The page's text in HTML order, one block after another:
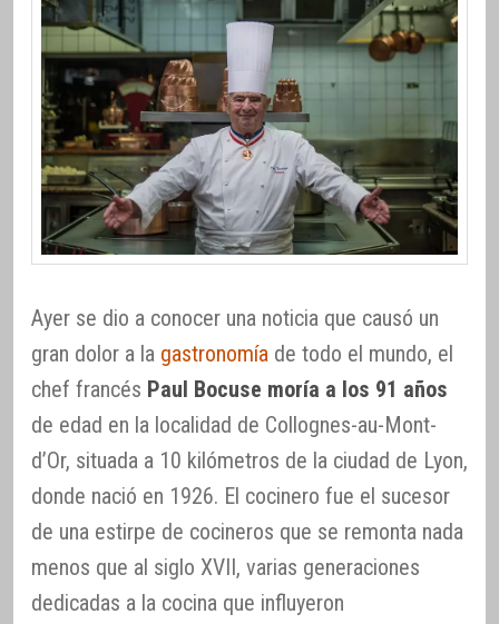
Ayer se dio a conocer una noticia que causó un
gran dolor a la gastronomía de todo el mundo, el
chef francés Paul Bocuse moría a los 91 años
de edad en la localidad de Collognes-au-Mont-
d’Or, situada a 10 kilómetros de la ciudad de Lyon,
donde nació en 1926. El cocinero fue el sucesor
de una estirpe de cocineros que se remonta nada
menos que al siglo XVII, varias generaciones
dedicadas a la cocina que influyeron